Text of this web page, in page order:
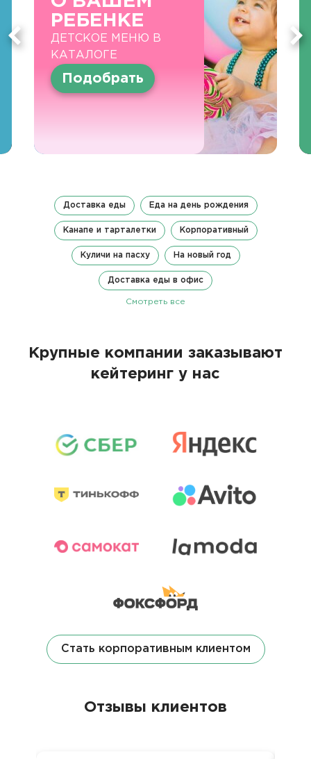
РЕБЕНКЕ
ДЕТСКОЕ МЕНЮ В
КАТАЛОГЕ
Подобрать
Доставка еды Еда на день рождения
Канапе и тарталетки Корпоративный
Куличи на пасху На новый год
Доставка еды в офис
Смотреть все
Крупные компании заказывают
кейтеринг у нас
Стать корпоративным клиентом
Отзывы клиентов